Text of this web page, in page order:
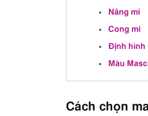
Nâng mi
Cong mi
Định hình
Màu
Cách chọn